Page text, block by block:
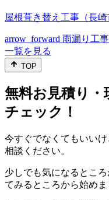
屋根葺き替え工事（長崎
arrow_forward 雨漏り工
一覧を見る
TOP
無料お見積り・
チェック！
今すぐでなくてもいい
相談ください。
少しでも気になるとこ
てみるところから始めま